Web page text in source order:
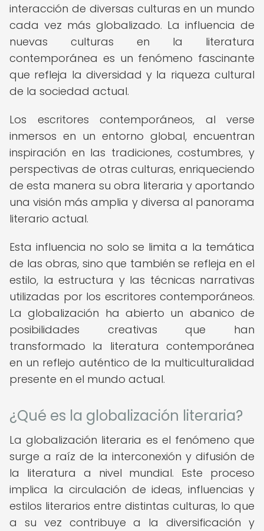
interacción de diversas culturas en un mundo
cada vez más globalizado. La influencia de
nuevas culturas en la literatura
contemporánea es un fenómeno fascinante
que refleja la diversidad y la riqueza cultural
de la sociedad actual.
Los escritores contemporáneos, al verse
inmersos en un entorno global, encuentran
inspiración en las tradiciones, costumbres, y
perspectivas de otras culturas, enriqueciendo
de esta manera su obra literaria y aportando
una visión más amplia y diversa al panorama
literario actual.
Esta influencia no solo se limita a la temática
de las obras, sino que también se refleja en el
estilo, la estructura y las técnicas narrativas
utilizadas por los escritores contemporáneos.
La globalización ha abierto un abanico de
posibilidades creativas que han
transformado la literatura contemporánea
en un reflejo auténtico de la multiculturalidad
presente en el mundo actual.
¿Qué es la globalización literaria?
La globalización literaria es el fenómeno que
surge a raíz de la interconexión y difusión de
la literatura a nivel mundial. Este proceso
implica la circulación de ideas, influencias y
estilos literarios entre distintas culturas, lo que
a su vez contribuye a la diversificación y